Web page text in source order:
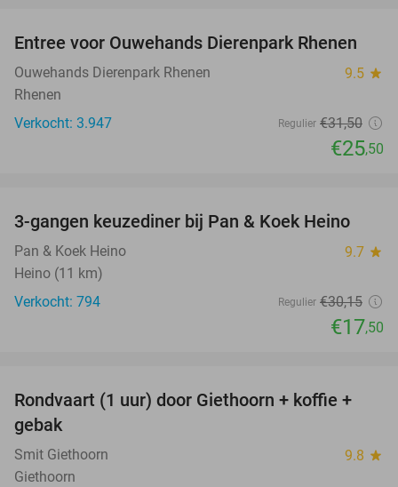
19%
Entree voor Ouwehands Dierenpark Rhenen
Ouwehands Dierenpark Rhenen 9.5 star
Rhenen
Verkocht: 3.947
Regulier €31,50
€25,50
42%
3-gangen keuzediner bij Pan & Koek Heino
Pan & Koek Heino 9.7 star
Heino (11 km)
Verkocht: 794
Regulier €30,15
€17,50
46%
Rondvaart (1 uur) door Giethoorn + koffie +
gebak
Smit Giethoorn 9.8 star
Giethoorn